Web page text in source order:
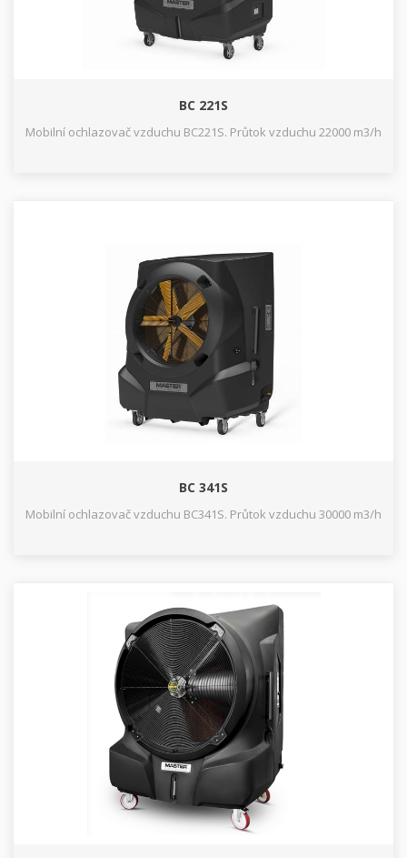
BC 221S
Mobilní ochlazovač vzduchu BC221S. Průtok vzduchu 22000 m3/h
BC 341S
Mobilní ochlazovač vzduchu BC341S. Průtok vzduchu 30000 m3/h